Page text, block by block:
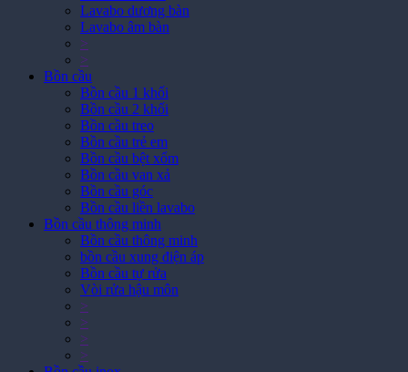
Lavabo dương bàn
Lavabo âm bàn
>
>
Bồn cầu
Bồn cầu 1 khối
Bồn cầu 2 khối
Bồn cầu treo
Bồn cầu trẻ em
Bồn cầu bệt xổm
Bồn cầu van xả
Bồn cầu góc
Bồn cầu liền lavabo
Bồn cầu thông minh
Bồn cầu thông minh
bồn cầu xung điện áp
Bồn cầu tự rửa
Vòi rửa hậu môn
>
>
>
>